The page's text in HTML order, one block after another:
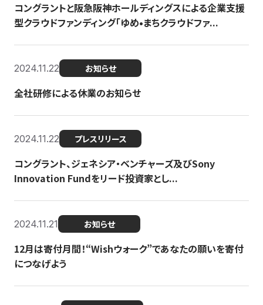
コングラントと阪急阪神ホールディングスによる企業支援
型クラウドファンディング「ゆめ•まちクラウドファ...
2024.11.22 お知らせ
全社研修による休業のお知らせ
2024.11.22 プレスリリース
コングラント、ジェネシア・ベンチャーズ及びSony
Innovation Fundをリード投資家とし...
2024.11.21 お知らせ
12月は寄付月間！“Wishウォーク”であなたの願いを寄付
につなげよう